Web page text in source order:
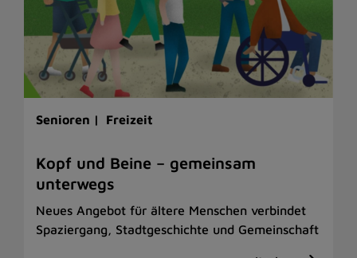
Senioren | Freizeit
Kopf und Beine – gemeinsam
unterwegs
Neues Angebot für ältere Menschen verbindet
Spaziergang, Stadtgeschichte und Gemeinschaft